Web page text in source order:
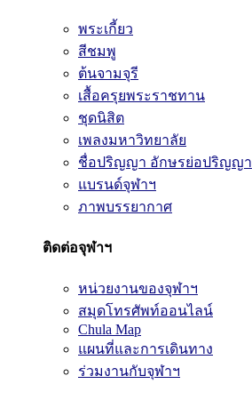
พระเกี้ยว
สีชมพู
ต้นจามจุรี
เสื้อครุยพระราชทาน
ชุดนิสิต
เพลงมหาวิทยาลัย
ชื่อปริญญา อักษรย่อปริญญา
แบรนด์จุฬาฯ
ภาพบรรยากาศ
ติดต่อจุฬาฯ
หน่วยงานของจุฬาฯ
สมุดโทรศัพท์ออนไลน์
Chula Map
แผนที่และการเดินทาง
ร่วมงานกับจุฬาฯ